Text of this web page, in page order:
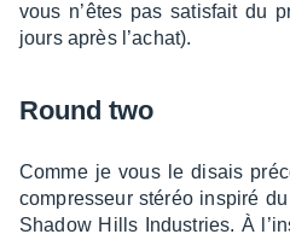
vous n’êtes pas satis­fait du
jours après l’achat).
Round two
Comme je vous le disais
compres­seur stéréo inspiré
Shadow Hills Indus­tries. À